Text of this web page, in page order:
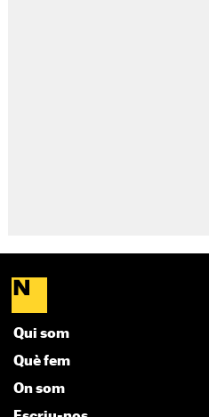
Qui som
Què fem
On som